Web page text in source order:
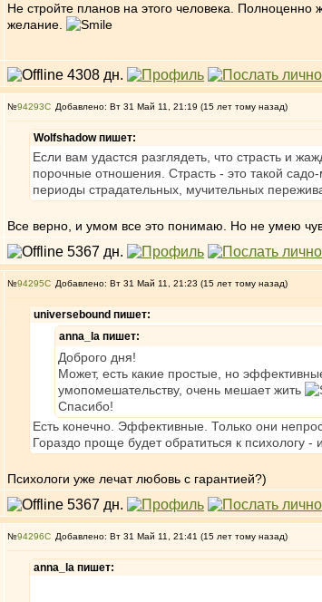
Не стройте планов на этого человека. Полноценно
желание.
№94293 Добавлено: Вт 31 Май 11, 21:19 (15 лет тому назад)
Wolfshadow пишет:
Если вам удастся разглядеть, что страсть и
порочные отношения. Страсть - это такой
периоды страдательных, мучительных
Все верно, и умом все это понимаю. Но не умею
№94295 Добавлено: Вт 31 Май 11, 21:23 (15 лет тому назад)
universebound пишет:
anna_la пишет:
Доброго дня!
Может, есть какие простые, но
умопомешательству, очень мешает жить
Спасибо!
Есть конечно. Эффективные. Только они
Гораздо проще будет обратиться к психологу
Психологи уже лечат любовь с гарантией?)
№94296 Добавлено: Вт 31 Май 11, 21:41 (15 лет тому назад)
anna_la пишет: